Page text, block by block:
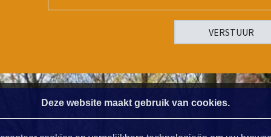
Deze website maakt gebruik van cookies.